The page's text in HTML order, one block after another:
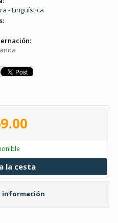
- Lingüística
la cesta
información